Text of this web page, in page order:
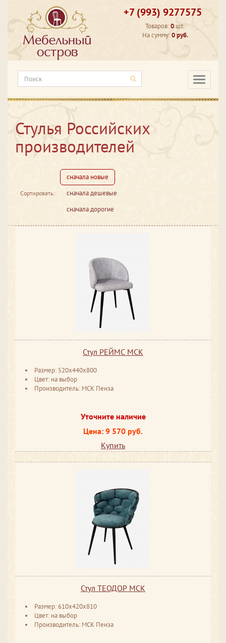
+7 (993) 9277575
Товаров:0 шт.
На сумму:0 руб.
Стулья Российских
производителей
Сортировать:
сначала новые
сначала дешевые
сначала дорогие
Стул РЕЙМС МСК
Размер: 520x440x800
Цвет: на выбор
Производитель: МСК Пенза
Уточните наличие
Цена: 9 570 руб.
Купить
Стул ТЕОДОР МСК
Размер: 610x420x810
Цвет: на выбор
Производитель: МСК Пенза